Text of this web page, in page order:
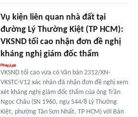
Vụ kiện liên quan nhà đất tại
đường Lý Thường Kiệt (TP HCM):
VKSND tối cao nhận đơn đề nghị
kháng nghị giám đốc thẩm
VKSND tối cao vừa có Văn bản 2312/XN-
VKSTC-V12 xác nhận đã nhận đơn đề nghị xem
xét kháng nghị giám đốc thẩm của ông Trần
Ngọc Châu (SN 1960, ngụ 544/8 Lý Thường
Kiệt, phường Tân Sơn Nhất, TP HCM) với Bản